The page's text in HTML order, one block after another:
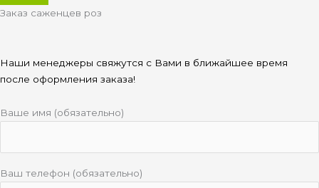
Заказ саженцев роз
Наши менеджеры свяжутся с Вами в ближайшее время
после оформления заказа!
Ваше имя (обязательно)
Ваш телефон (обязательно)